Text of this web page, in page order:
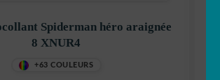
Spiderman héro araignée
8 XNUR4
+63 COULEURS